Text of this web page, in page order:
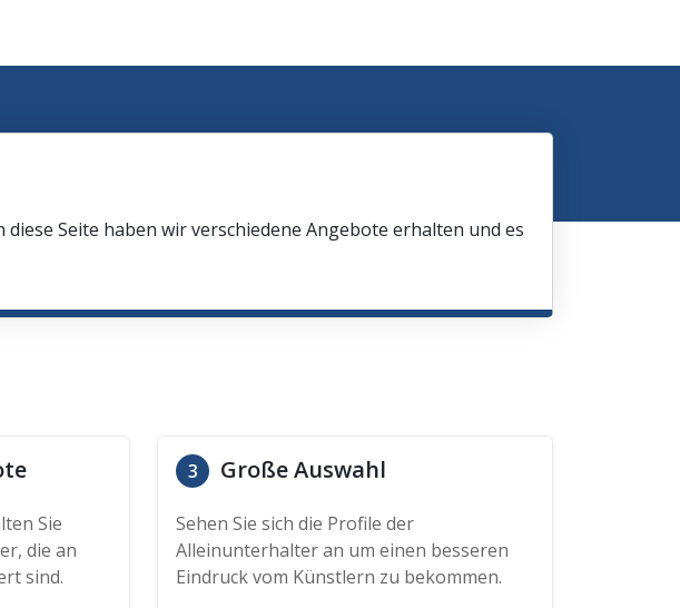
Seite haben wir verschiedene Angebote erhalten und es
Sie
die an
sind.
3 Große Auswahl
Sehen Sie sich die Profile der
Alleinunterhalter an um einen besseren
Eindruck vom Künstlern zu bekommen.